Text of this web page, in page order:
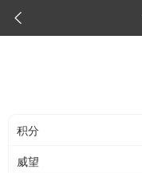

积分
威望